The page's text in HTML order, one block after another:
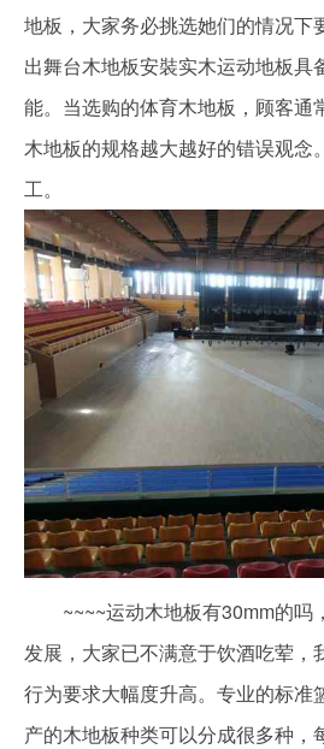
地板，大家务必挑选她们的情况下
出舞台木地板安裝实木运动地板具
能。当选购的体育木地板，顾客通
木地板的规格越大越好的错误观念
工。
~~~~运动木地板有30mm的吗
发展，大家已不满意于饮酒吃荤，
行为要求大幅度升高。专业的标准
产的木地板种类可以分成很多种，